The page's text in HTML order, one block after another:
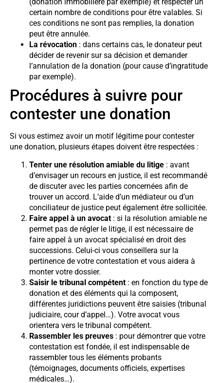
certain nombre de conditions pour être valables. Si
ces conditions ne sont pas remplies, la donation
peut être annulée.
La révocation : dans certains cas, le donateur peut
décider de revenir sur sa décision et demander
l’annulation de la donation (pour cause d’ingratitude
par exemple).
Procédures à suivre pour
contester une donation
Si vous estimez avoir un motif légitime pour contester
une donation, plusieurs étapes doivent être respectées :
Tenter une résolution amiable du litige : avant
d’envisager un recours en justice, il est recommandé
de discuter avec les parties concernées afin de
trouver un accord. L’aide d’un médiateur ou d’un
conciliateur de justice peut également être sollicitée.
Faire appel à un avocat : si la résolution amiable ne
permet pas de régler le litige, il est nécessaire de
faire appel à un avocat spécialisé en droit des
successions. Celui-ci vous conseillera sur la
pertinence de votre contestation et vous aidera à
monter votre dossier.
Saisir le tribunal compétent : en fonction du type de
donation et des éléments qui la composent,
différentes juridictions peuvent être saisies (tribunal
judiciaire, cour d’appel…). Votre avocat vous
orientera vers le tribunal compétent.
Rassembler les preuves : pour démontrer que votre
contestation est fondée, il est indispensable de
rassembler tous les éléments probants
(témoignages, documents officiels, expertises
médicales…).